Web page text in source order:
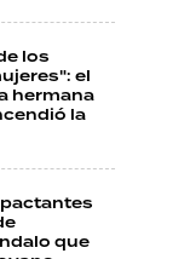
los
el
hermana
la
que